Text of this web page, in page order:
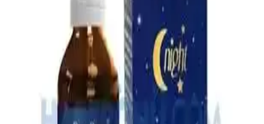
Omo hijyen ürünleri, çocuklar ve ev kullanımı için etkili temizlik ve
hijyen sağlar, çok yönlü ürün yelpazesiyle günlük yaşamda güvenilir
4 Aylık Bebekler İçin Ek Gıda Rehberi: Temel İlkeler
ve Uygulamalar
4 aylık bebekler için ek gıda süreci, gelişimsel belirtiler ve hijyen
kurallarıyla sağlıklı beslenme alışkanlıklarının kazanılması üzerine